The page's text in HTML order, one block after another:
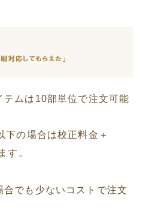
テムは10部単位で注文可能
下の場合は校正料金＋
す。
でも少ないコストで注文